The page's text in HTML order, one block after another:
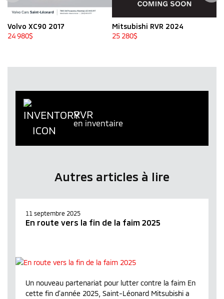
Volvo XC90 2017
24 980$
Mitsubishi RVR 2024
25 280$
RVR
en inventaire
Autres articles à lire
11 septembre 2025
En route vers la fin de la faim 2025
Un nouveau partenariat pour lutter contre la faim En
cette fin d’année 2025, Saint-Léonard Mitsubishi a